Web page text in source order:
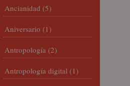
Ancianidad (5)
Aniversario (1)
Antropología (2)
Antropología digital (1)